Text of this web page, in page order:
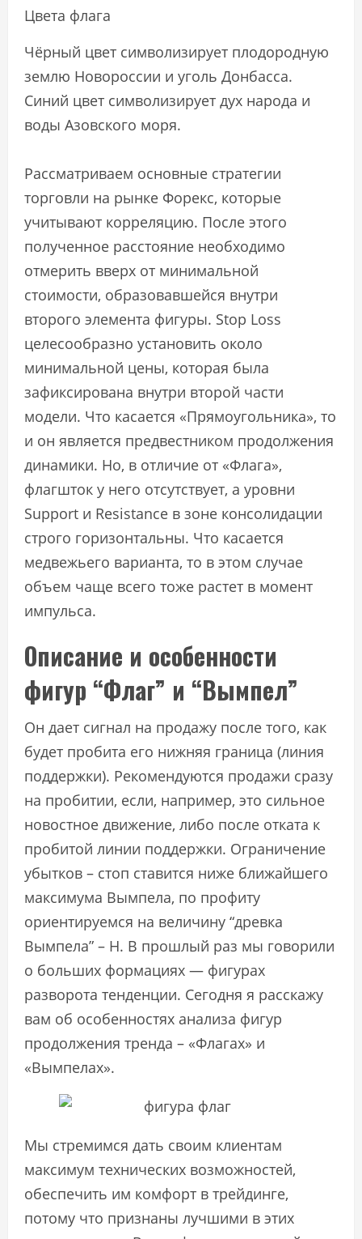
Цвета флага
Чёрный цвет символизирует плодородную
землю Новороссии и уголь Донбасса.
Синий цвет символизирует дух народа и
воды Азовского моря.
Рассматриваем основные стратегии
торговли на рынке Форекс, которые
учитывают корреляцию. После этого
полученное расстояние необходимо
отмерить вверх от минимальной
стоимости, образовавшейся внутри
второго элемента фигуры. Stop Loss
целесообразно установить около
минимальной цены, которая была
зафиксирована внутри второй части
модели. Что касается «Прямоугольника», то
и он является предвестником продолжения
динамики. Но, в отличие от «Флага»,
флагшток у него отсутствует, а уровни
Support и Resistance в зоне консолидации
строго горизонтальны. Что касается
медвежьего варианта, то в этом случае
объем чаще всего тоже растет в момент
импульса.
Описание и особенности
фигур “Флаг” и “Вымпел”
Он дает сигнал на продажу после того, как
будет пробита его нижняя граница (линия
поддержки). Рекомендуются продажи сразу
на пробитии, если, например, это сильное
новостное движение, либо после отката к
пробитой линии поддержки. Ограничение
убытков – стоп ставится ниже ближайшего
максимума Вымпела, по профиту
ориентируемся на величину “древка
Вымпела” – Н. В прошлый раз мы говорили
о больших формациях — фигурах
разворота тенденции. Сегодня я расскажу
вам об особенностях анализа фигур
продолжения тренда – «Флагах» и
«Вымпелах».
Мы стремимся дать своим клиентам
максимум технических возможностей,
обеспечить им комфорт в трейдинге,
потому что признаны лучшими в этих